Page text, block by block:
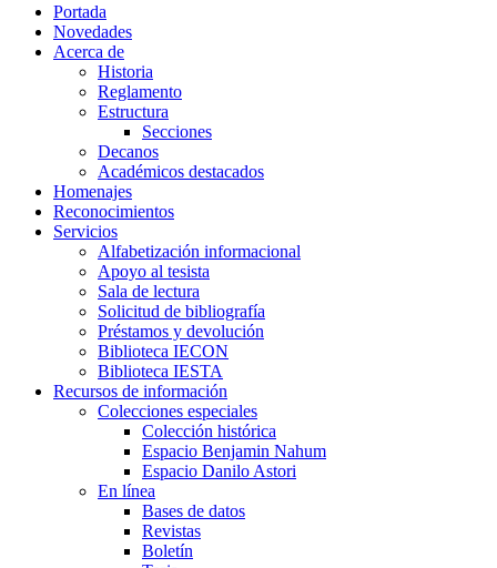
Portada
Novedades
Acerca de
Historia
Reglamento
Estructura
Secciones
Decanos
Académicos destacados
Homenajes
Reconocimientos
Servicios
Alfabetización informacional
Apoyo al tesista
Sala de lectura
Solicitud de bibliografía
Préstamos y devolución
Biblioteca IECON
Biblioteca IESTA
Recursos de información
Colecciones especiales
Colección histórica
Espacio Benjamin Nahum
Espacio Danilo Astori
En línea
Bases de datos
Revistas
Boletín